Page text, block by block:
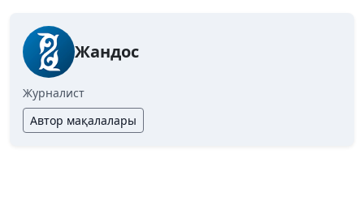
Жандос
Журналист
Автор мақалалары